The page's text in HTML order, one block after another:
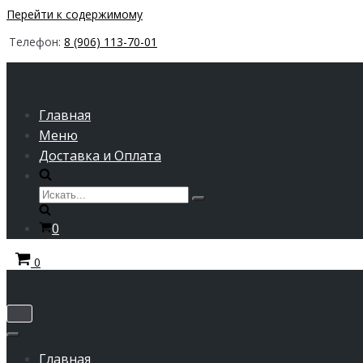
Перейти к содержимому
Телефон: 8 (906) 113-70-01
Главная
Меню
Доставка и Оплата
Искать...
Корзина
0
Корзина
0
Показать/
СкрытьГлавная